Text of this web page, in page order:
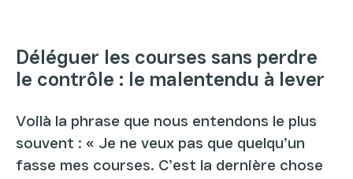
Déléguer les courses sans perdre
le contrôle : le malentendu à lever
Voilà la phrase que nous entendons le plus
souvent : « Je ne veux pas que quelqu’un
fasse mes courses. C’est la dernière chose